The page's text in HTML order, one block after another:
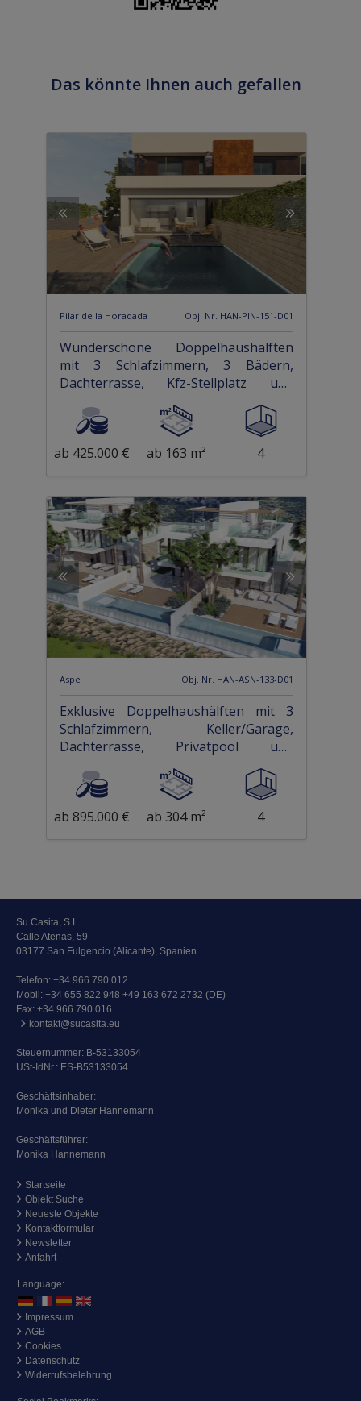
Das könnte Ihnen auch gefallen
Pilar de la Horadada Obj. Nr. HAN-PIN-151-D01
Wunderschöne Doppelhaushälften
mit 3 Schlafzimmern, 3 Bädern,
Dachterrasse, Kfz-Stellplatz und
ab 425.000 € ab 163 m² 4
Aspe Obj. Nr. HAN-ASN-133-D01
Exklusive Doppelhaushälften mit 3
Schlafzimmern, Keller/Garage,
Dachterrasse, Privatpool und
fantastischem Ausblick auf den
Golfplatz
ab 895.000 €
ab 304 m² 4
Su Casita, S.L.
Calle Atenas, 59
03177 San Fulgencio (Alicante), Spanien
Telefon: +34 966 790 012
Mobil: +34 655 822 948 +49 163 672 2732 (DE)
Fax: +34 966 790 016
kontakt@sucasita.eu
Steuernummer: B-53133054
USt-IdNr.: ES-B53133054
Geschäftsinhaber:
Monika und Dieter Hannemann
Geschäftsführer:
Monika Hannemann
Startseite
Objekt Suche
Neueste Objekte
Kontaktformular
Newsletter
Anfahrt
Language:
Impressum
AGB
Cookies
Datenschutz
Widerrufsbelehrung